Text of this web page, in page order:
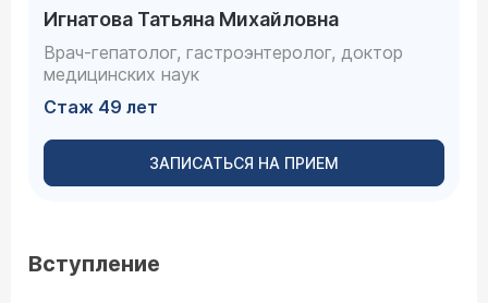
Игнатова Татьяна Михайловна
Врач-гепатолог, гастроэнтеролог, доктор
медицинских наук
Стаж 49 лет
ЗАПИСАТЬСЯ НА ПРИЕМ
Вступление